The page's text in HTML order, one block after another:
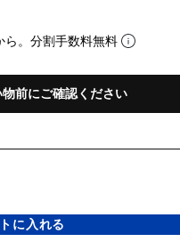
ら。分割手数料無料
物前にご確認ください
に入れる